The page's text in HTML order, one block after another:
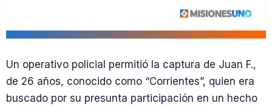
Un operativo policial permitió la captura de Juan F.,
de 26 años, conocido como “Corrientes”, quien era
buscado por su presunta participación en un hecho